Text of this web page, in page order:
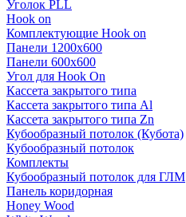
Уголок PLL
Hook on
Комплектующие Hook on
Панели 1200х600
Панели 600х600
Угол для Hook On
Кассета закрытого типа
Кассета закрытого типа Al
Кассета закрытого типа Zn
Кубообразный потолок (Кубота)
Кубообразный потолок
Комплекты
Кубообразный потолок для ГЛМ
Панель коридорная
Honey Wood